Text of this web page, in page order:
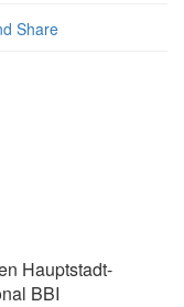
Hauptstadt-
BBI